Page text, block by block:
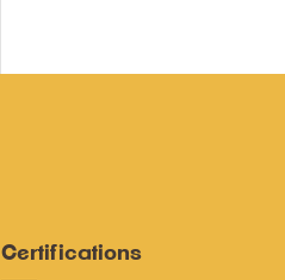
Certifications